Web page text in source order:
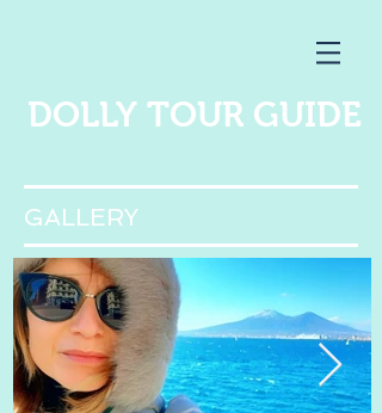
DOLLY TOUR GUIDE
GALLERY